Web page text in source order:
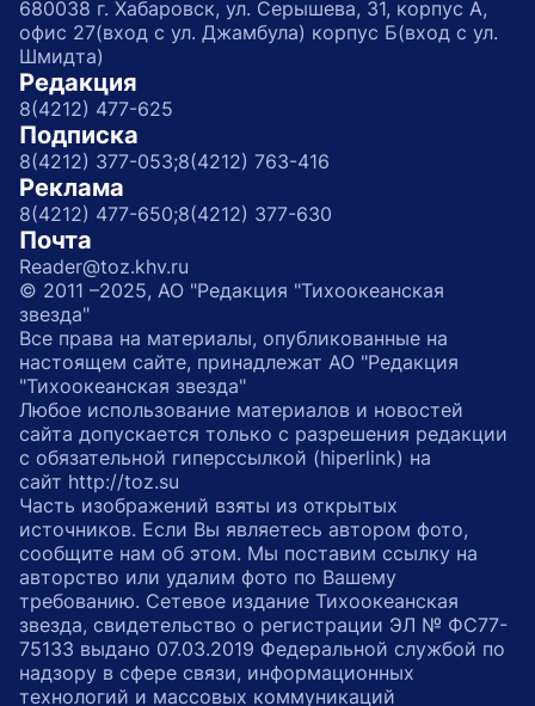
680038 г. Хабаровск, ул. Серышева, 31, корпус А,
офис 27(вход с ул. Джамбула) корпус Б(вход с ул.
Шмидта)
Редакция
8(4212) 477-625
Подписка
8(4212) 377-053;8(4212) 763-416
Реклама
8(4212) 477-650;8(4212) 377-630
Почта
Reader@toz.khv.ru
© 2011 –2025, АО "Редакция "Тихоокеанская
звезда"
Все права на материалы, опубликованные на
настоящем сайте, принадлежат АО "Редакция
"Тихоокеанская звезда"
Любое использование материалов и новостей
сайта допускается только с разрешения редакции
с обязательной гиперссылкой (hiperlink) на
сайт http://toz.su
Часть изображений взяты из открытых
источников. Если Вы являетесь автором фото,
сообщите нам об этом. Мы поставим ссылку на
авторство или удалим фото по Вашему
требованию. Сетевое издание Тихоокеанская
звезда, свидетельство о регистрации ЭЛ № ФС77-
75133 выдано 07.03.2019 Федеральной службой по
надзору в сфере связи, информационных
технологий и массовых коммуникаций